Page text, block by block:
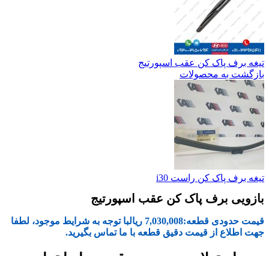
تیغه برف پاک کن عقب اسپورتیج
بازگشت به محصولات
تیغه برف پاک کن راست i30
بازویی برف پاک کن عقب اسپورتیج
قیمت حدودی قطعه:7,030,008 ریالبا توجه به شرایط موجود، لطفا
جهت اطلاع از قیمت دقیق قطعه با ما تماس بگیرید.